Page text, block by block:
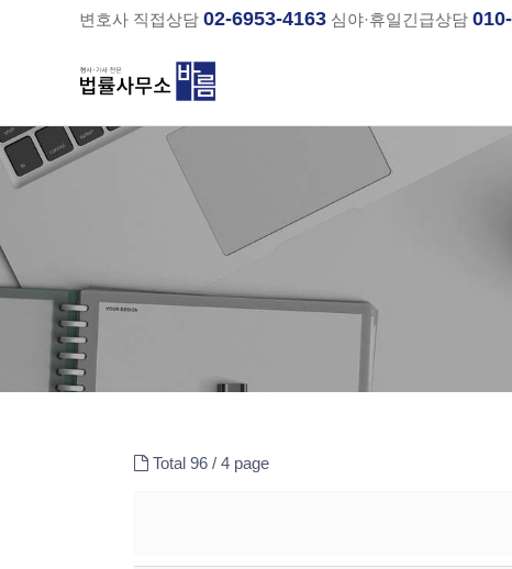
변호사 직접상담 02-6953-4163 심야·휴일긴급상담
하위분류
Total 96 / 4 page